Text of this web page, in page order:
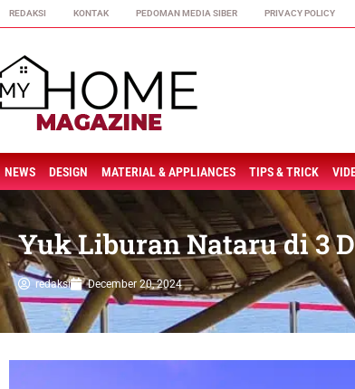
REDAKSI KONTAK PEDOMAN MEDIA SIBER PRIVACY POLICY
NEWS DESIGN MATERIAL & APPLIANCES TIPS & TRICK
Yuk Liburan Nataru di 3
redaksi December 20, 2024